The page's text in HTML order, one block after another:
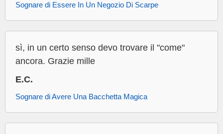
Sognare di Essere In Un Negozio Di Scarpe
sì, in un certo senso devo trovare il "come"
ancora. Grazie mille
E.C.
Sognare di Avere Una Bacchetta Magica